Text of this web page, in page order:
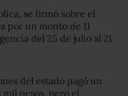
se firmó sobre el
por un monto de 11
del 25 de julio al 21
del estado pagó un
pesos, pero el